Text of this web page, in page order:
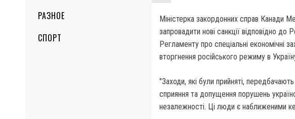
РАЗНОЕ
СПОРТ
Міністерка закордонних справ Канади
запровадити нові санкції відповідно до
Регламенту про спеціальні економічні
вторгнення російського режиму в
"Заходи, які були прийняті,
сприяння та допущення порушень
незалежності. Ці люди є наближеними